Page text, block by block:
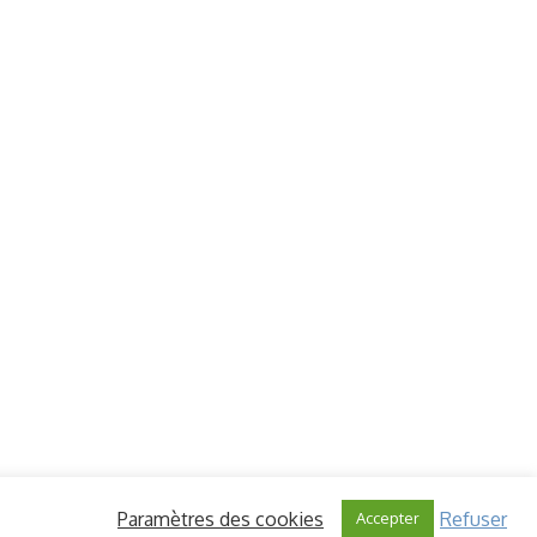
Paramètres des cookies Accepter Refuser